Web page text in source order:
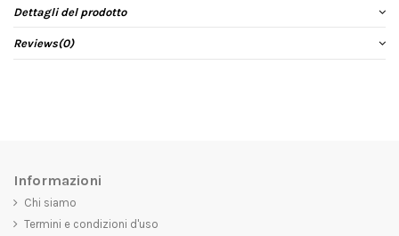
Dettagli del prodotto
Reviews(0)
Informazioni
Chi siamo
Termini e condizioni d'uso